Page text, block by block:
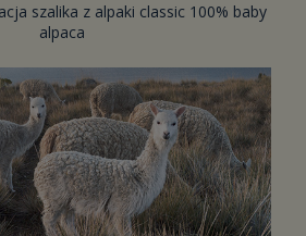
szalika z alpaki classic 100% baby
alpaca